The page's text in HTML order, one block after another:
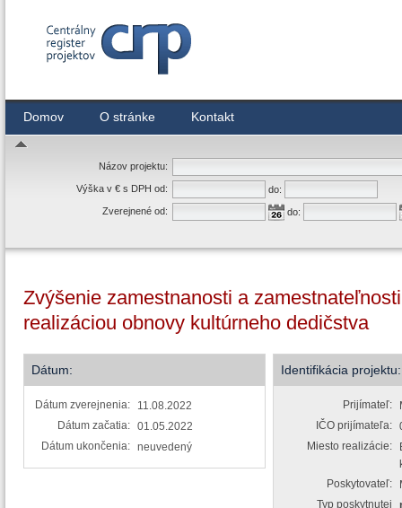
Domov O stránke Kontakt
Názov projektu:
Výška v € s DPH od:
do:
Zverejnené od:
do:
Zvýšenie zamestnanosti a
realizáciou obnovy kultúrneho dedičstva
Dátum:
Dátum zverejnenia:
11.08.2022
Dátum začatia: 01.05.2022
Dátum ukončenia: neuvedený
Identifikácia projektu:
Prijímateľ:
IČO prijímateľa:
Miesto realizácie:
Poskytovateľ:
Typ poskytnutej